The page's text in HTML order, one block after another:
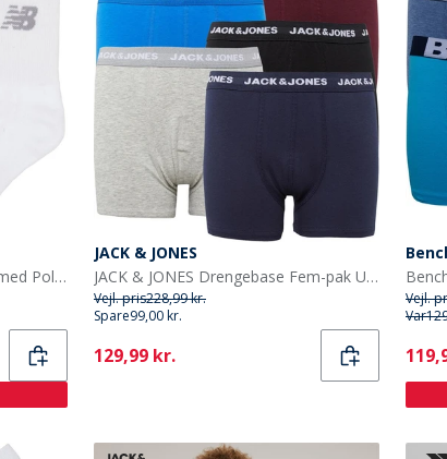
New Balance Junior Strømper med Polstring 3-Pak Multi
JACK & JONES
JACK & JONES Drengebase Fem-pak Underbukser Multi
Vejl. pris228,99 kr.
Spare99,00 kr.
Current
129,99 kr.
Vejl.
Var